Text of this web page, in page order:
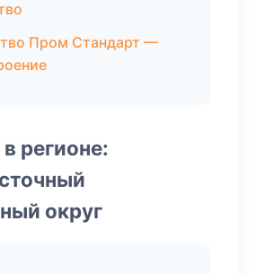
Пром Стандарт —
регионе:
округ